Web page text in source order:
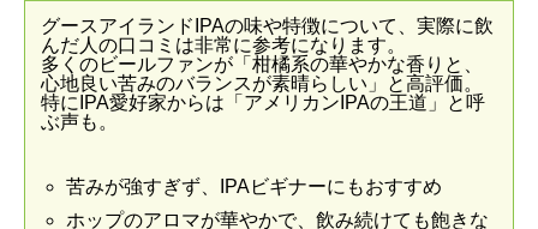
グースアイランドIPAの味や特徴について、実際に飲
んだ人の口コミは非常に参考になります。
多くのビールファンが「柑橘系の華やかな香りと、
心地良い苦みのバランスが素晴らしい」と高評価。
特にIPA愛好家からは「アメリカンIPAの王道」と呼
ぶ声も。
苦みが強すぎず、IPAビギナーにもおすすめ
ホップのアロマが華やかで、飲み続けても飽きな